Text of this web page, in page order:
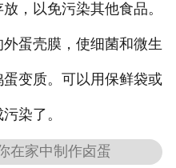
，以免污染其他食品。
蛋壳膜，使细菌和微生
变质。可以用保鲜袋或
染了。
在家中制作卤蛋